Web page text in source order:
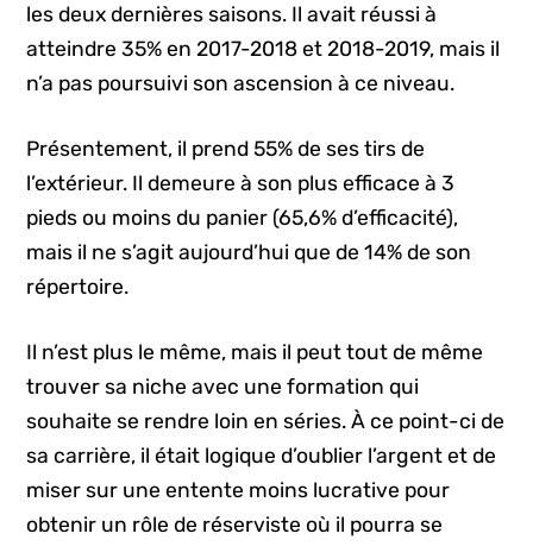
les deux dernières saisons. Il avait réussi à
atteindre 35% en 2017-2018 et 2018-2019, mais il
n’a pas poursuivi son ascension à ce niveau.
Présentement, il prend 55% de ses tirs de
l’extérieur. Il demeure à son plus efficace à 3
pieds ou moins du panier (65,6% d’efficacité),
mais il ne s’agit aujourd’hui que de 14% de son
répertoire.
Il n’est plus le même, mais il peut tout de même
trouver sa niche avec une formation qui
souhaite se rendre loin en séries. À ce point-ci de
sa carrière, il était logique d’oublier l’argent et de
miser sur une entente moins lucrative pour
obtenir un rôle de réserviste où il pourra se